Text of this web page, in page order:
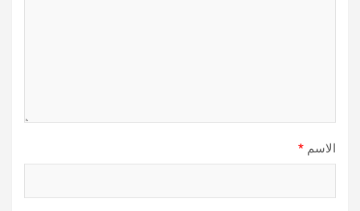
الاسم *